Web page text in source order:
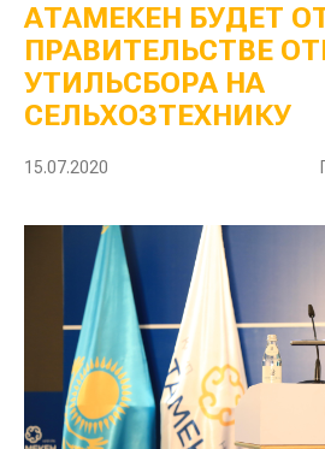
АТАМЕКЕН БУДЕТ
ПРАВИТЕЛЬСТВЕ
УТИЛЬСБОРА НА
СЕЛЬХОЗТЕХНИКУ
15.07.2020